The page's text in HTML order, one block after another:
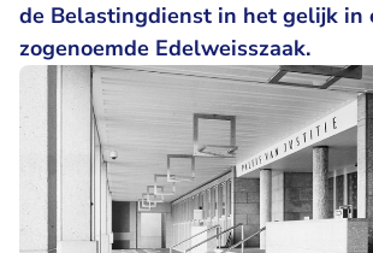
de Belastingdienst in het gelijk in
zogenoemde Edelweisszaak.